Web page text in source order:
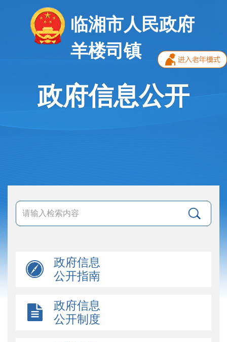
临湘市人民政府
羊楼司镇
政府信息公开
政府信息
公开指南
政府信息
公开制度